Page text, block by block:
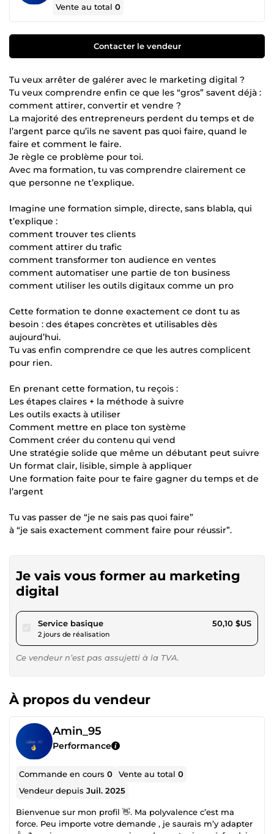
Vente au total0
Contacter le vendeur
Tu veux arrêter de galérer avec le marketing digital ?
Tu veux comprendre enfin ce que les “gros” savent déjà :
comment attirer, convertir et vendre ?
La majorité des entrepreneurs perdent du temps et de
l’argent parce qu’ils ne savent pas quoi faire, quand le
faire et comment le faire.
Je règle ce problème pour toi.
Avec ma formation, tu vas comprendre clairement ce
que personne ne t’explique.
Imagine une formation simple, directe, sans blabla, qui
t’explique :
comment trouver tes clients
comment attirer du trafic
comment transformer ton audience en ventes
comment automatiser une partie de ton business
comment utiliser les outils digitaux comme un pro
Cette formation te donne exactement ce dont tu as
besoin : des étapes concrètes et utilisables dès
aujourd’hui.
Tu vas enfin comprendre ce que les autres complicent
pour rien.
En prenant cette formation, tu reçois :
Les étapes claires + la méthode à suivre
Les outils exacts à utiliser
Comment mettre en place ton système
Comment créer du contenu qui vend
Une stratégie solide que même un débutant peut suivre
Un format clair, lisible, simple à appliquer
Une formation faite pour te faire gagner du temps et de
l’argent
Tu vas passer de “je ne sais pas quoi faire”
à “je sais exactement comment faire pour réussir”.
Je vais vous former au marketing
digital
Service basiquepour 46,18 $US
2 jours de réalisation
50,10 $US
Ce vendeur n’est pas assujetti à la TVA.
À propos du vendeur
Amin_95
Performance
Commande en cours0 Vente au total0
Vendeur depuisJuil. 2025
Bienvenue sur mon profil 👋. Ma polyvalence c’est ma
force. Peu importe votre demande , je saurais m’y adapter